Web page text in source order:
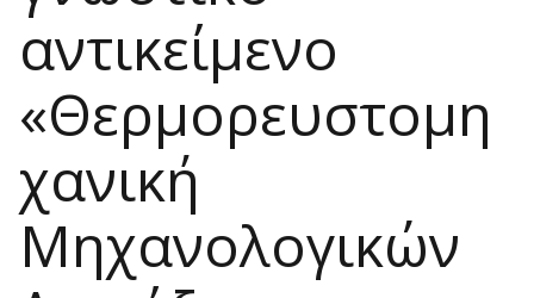
αντικείμενο
«Θερμορευστομη
χανική
Μηχανολογικών